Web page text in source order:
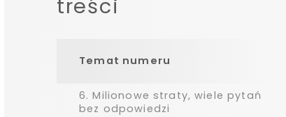
treści
Temat numeru
6. Milionowe straty, wiele pytań
bez odpowiedzi